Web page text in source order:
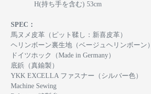
H(持ち手を含む) 53cm
SPEC：
馬ヌメ皮革（ピット鞣し：新喜皮革）
ヘリンボーン裏生地（ベージュヘリンボーン）
ドイツホック（Made in Germany）
底鋲（真鍮製）
YKK EXCELLA ファスナー（シルバー色）
Machine Sewing